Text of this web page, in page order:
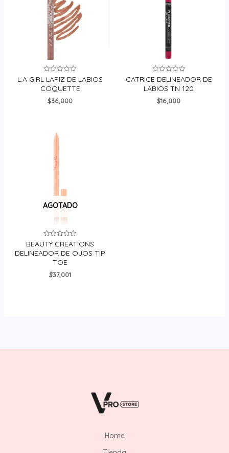
Valorado
en
0
de
L.A GIRL LAPIZ DE LABIOS
COQUETTE
$36,000
Valorado
en
0
CATRICE DELINEADOR DE
LABIOS TN 120
$16,000
AGOTADO
Valorado
en
0
BEAUTY CREATIONS
DELINEADOR DE OJOS TIP
TOE
$37,001
Home